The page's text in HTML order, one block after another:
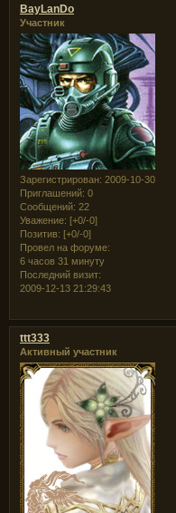
BayLanDo
Участник
Зарегистрирован: 2009-10-30
Приглашений: 0
Сообщений: 22
Уважение: [+0/-0]
Позитив: [+0/-0]
Провел на форуме:
6 часов 31 минуту
Последний визит:
2009-12-13 21:29:43
ttt333
Активный участник